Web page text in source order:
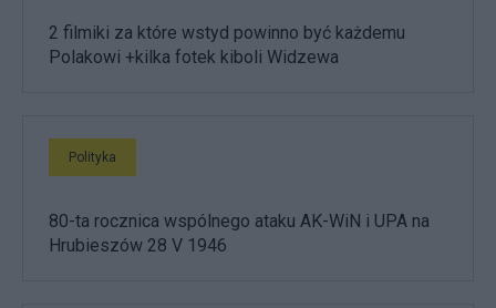
2 filmiki za które wstyd powinno być każdemu
Polakowi +kilka fotek kiboli Widzewa
Polityka
80-ta rocznica wspólnego ataku AK-WiN i UPA na
Hrubieszów 28 V 1946